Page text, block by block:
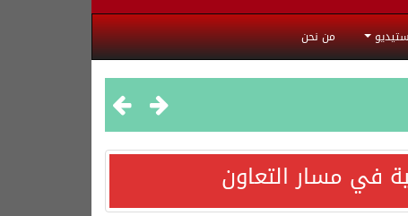
من نحن
في مسار التعاون